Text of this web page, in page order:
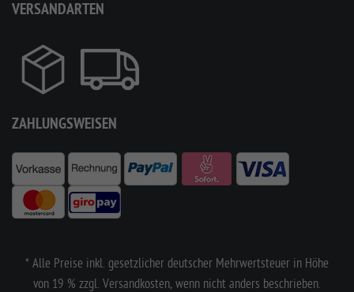
VERSANDARTEN
ZAHLUNGSWEISEN
* Alle Preise inkl. gesetzlicher deutscher Mehrwertsteuer in Höhe
von 19 % zzgl. Versandkosten, wenn nicht anders beschrieben.